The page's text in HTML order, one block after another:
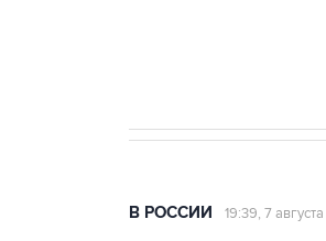
В РОССИИ 19:39, 7